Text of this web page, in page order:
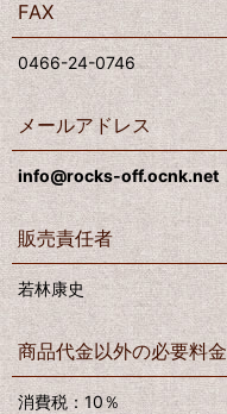
FAX
0466-24-0746
メールアドレス
info@rocks-off.ocnk.net
販売責任者
若林康史
商品代金以外の必要料金
消費税：10％